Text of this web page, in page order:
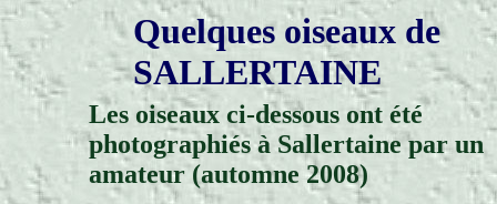
Quelques oiseaux de
SALLERTAINE
Les oiseaux ci-dessous ont été
photographiés à Sallertaine par un
amateur (automne 2008)